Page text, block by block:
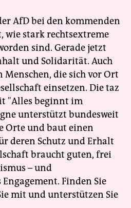
AfD bei den kommenden
wie stark rechtsextreme
sind. Gerade jetzt
und Solidarität. Auch
die sich vor Ort
einsetzen. Die taz
"Alles beginnt im
unterstützt bundesweit
Orte und baut einen
deren Schutz und Erhalt
braucht guten, frei
– und
Finden Sie
mit und unterstützen Sie